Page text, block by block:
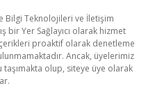
Bilgi Teknolojileri ve İletişim
bir Yer Sağlayıcı olarak hizmet
proaktif olarak denetleme
Ancak, üyelerimiz
olup, siteye üye olarak